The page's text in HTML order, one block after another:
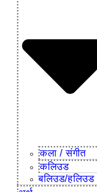
कला / संगीत​
कलिउड
बलिउड/हलिउड